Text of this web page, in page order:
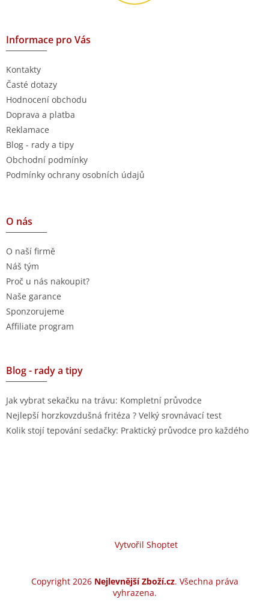
Informace pro Vás
Kontakty
Časté dotazy
Hodnocení obchodu
Doprava a platba
Reklamace
Blog - rady a tipy
Obchodní podmínky
Podmínky ochrany osobních údajů
O nás
O naší firmě
Náš tým
Proč u nás nakoupit?
Naše garance
Sponzorujeme
Affiliate program
Blog - rady a tipy
Jak vybrat sekačku na trávu: Kompletní průvodce
Nejlepší horzkovzdušná fritéza ? Velký srovnávací test
Kolik stojí tepování sedačky: Praktický průvodce pro každého
Vytvořil Shoptet
Copyright 2026 Nejlevnější Zboží.cz. Všechna práva
vyhrazena.